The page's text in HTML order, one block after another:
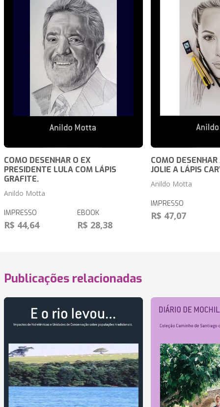
COMO DESENHAR O EX
PRESIDENTE LULA COM LÁPIS
GRAFITE.
Anildo Motta
IMPRESSO
R$ 44,64
EBOOK
R$ 28,38
COMO
JOLIE A LÁPIS
Anildo Motta
IMPRESSO
R$ 47,07
Publicações relacionadas